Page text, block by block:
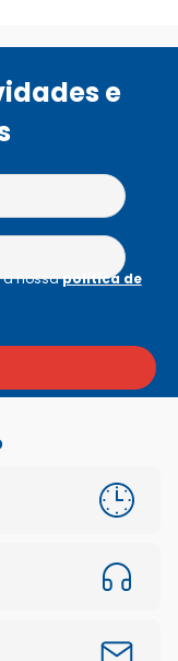
e
a nossapolítica de